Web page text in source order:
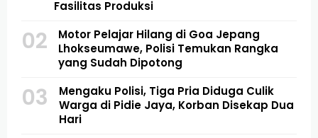
Fasilitas Produksi
02
Motor Pelajar Hilang di Goa Jepang
Lhokseumawe, Polisi Temukan Rangka
yang Sudah Dipotong
03
Mengaku Polisi, Tiga Pria Diduga Culik
Warga di Pidie Jaya, Korban Disekap Dua
Hari